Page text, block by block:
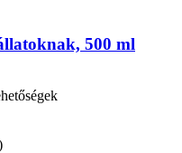
500 ml